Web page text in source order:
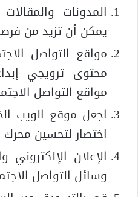
المدونات
يمكن أن تزيد من
مواقع التواصل
محتوى ترويجي
مواقع التواصل
اختصار لتحسين محرك
الإعلان الإلكتروني
وسائل التواصل